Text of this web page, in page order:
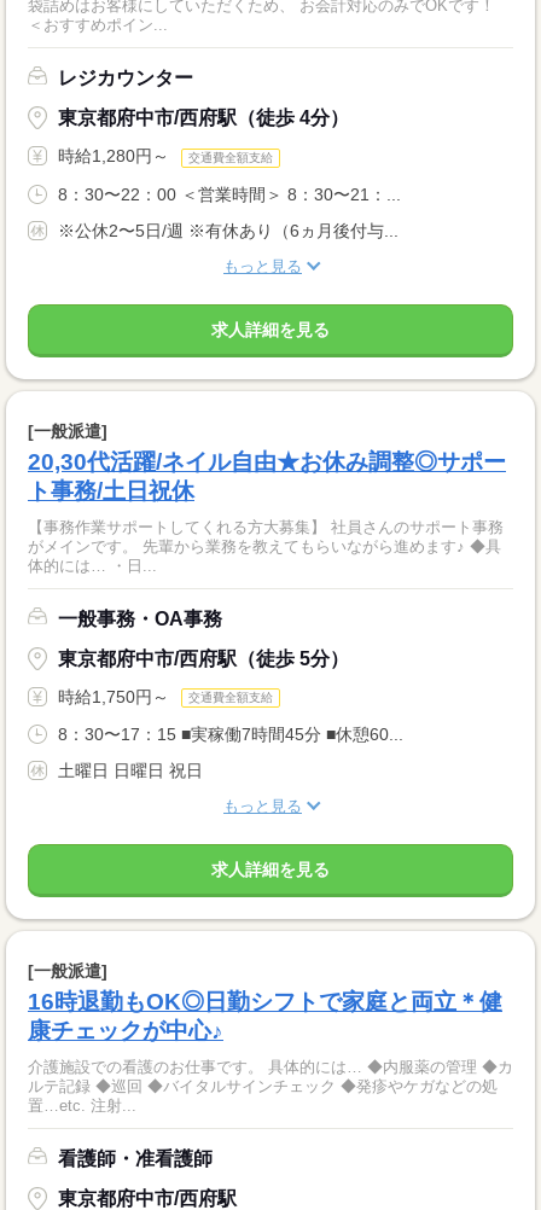
袋詰めはお客様にしていただくため、 お会計対応のみでOKです！
＜おすすめポイン...
レジカウンター
東京都府中市/西府駅（徒歩 4分）
時給1,280円～ 交通費全額支給
8：30〜22：00 ＜営業時間＞ 8：30〜21：...
※公休2〜5日/週 ※有休あり（6ヵ月後付与...
もっと見る
求人詳細を見る
[一般派遣]
20,30代活躍/ネイル自由★お休み調整◎サポー
ト事務/土日祝休
【事務作業サポートしてくれる方大募集】 社員さんのサポート事務
がメインです。 先輩から業務を教えてもらいながら進めます♪ ◆具
体的には… ・日...
一般事務・OA事務
東京都府中市/西府駅（徒歩 5分）
時給1,750円～ 交通費全額支給
8：30〜17：15 ■実稼働7時間45分 ■休憩60...
土曜日 日曜日 祝日
もっと見る
求人詳細を見る
[一般派遣]
16時退勤もOK◎日勤シフトで家庭と両立＊健
康チェックが中心♪
介護施設での看護のお仕事です。 具体的には… ◆内服薬の管理 ◆カ
ルテ記録 ◆巡回 ◆バイタルサインチェック ◆発疹やケガなどの処
置…etc. 注射...
看護師・准看護師
東京都府中市/西府駅